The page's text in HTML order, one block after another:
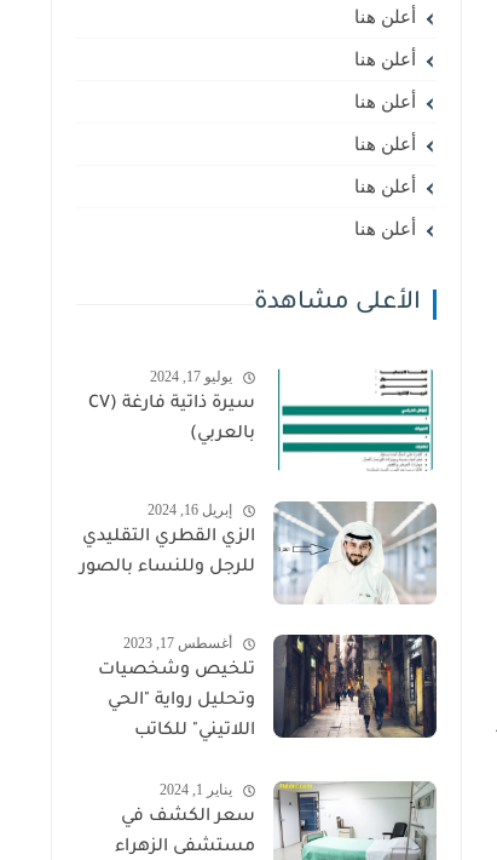
أعلن هنا
أعلن هنا
أعلن هنا
أعلن هنا
أعلن هنا
أعلن هنا
الأعلى مشاهدة
يوليو 17, 2024
سيرة ذاتية فارغة (CV
بالعربي)
إبريل 16, 2024
الزي القطري التقليدي
للرجل وللنساء بالصور
أغسطس 17, 2023
تلخيص وشخصيات
وتحليل رواية "الحي
اللاتيني" للكاتب
يناير 1, 2024
سعر الكشف في
مستشفى الزهراء